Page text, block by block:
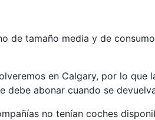
de tamaño media y de
en Calgary, por lo que
debe abonar cuando se
no tenían coches